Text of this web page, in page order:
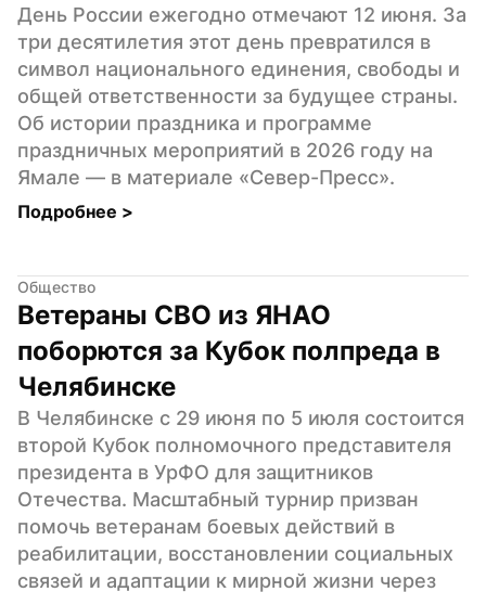
День России ежегодно отмечают 12 июня. За
три десятилетия этот день превратился в
символ национального единения, свободы и
общей ответственности за будущее страны.
Об истории праздника и программе
праздничных мероприятий в 2026 году на
Ямале — в материале «Север-Пресс».
Подробнее >
Общество
Ветераны СВО из ЯНАО
поборются за Кубок полпреда в
Челябинске
В Челябинске с 29 июня по 5 июля состоится
второй Кубок полномочного представителя
президента в УрФО для защитников
Отечества. Масштабный турнир призван
помочь ветеранам боевых действий в
реабилитации, восстановлении социальных
связей и адаптации к мирной жизни через